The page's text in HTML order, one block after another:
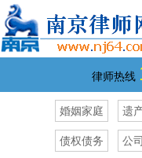
律师热线
婚姻家庭 遗
债权债务 公